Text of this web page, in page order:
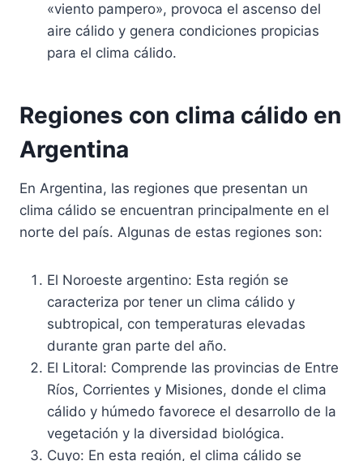
«viento pampero», provoca el ascenso del
aire cálido y genera condiciones propicias
para el clima cálido.
Regiones con clima cálido en
Argentina
En Argentina, las regiones que presentan un
clima cálido se encuentran principalmente en el
norte del país. Algunas de estas regiones son:
El Noroeste argentino: Esta región se
caracteriza por tener un clima cálido y
subtropical, con temperaturas elevadas
durante gran parte del año.
El Litoral: Comprende las provincias de Entre
Ríos, Corrientes y Misiones, donde el clima
cálido y húmedo favorece el desarrollo de la
vegetación y la diversidad biológica.
Cuyo: En esta región, el clima cálido se